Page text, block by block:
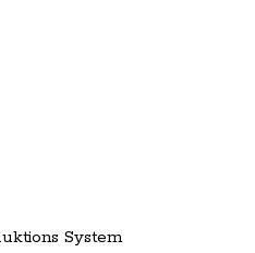
System